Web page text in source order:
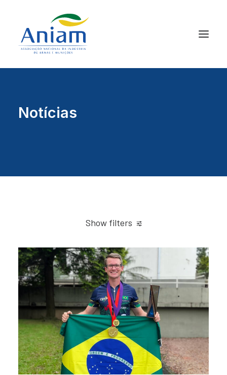
Notícias
Show filters